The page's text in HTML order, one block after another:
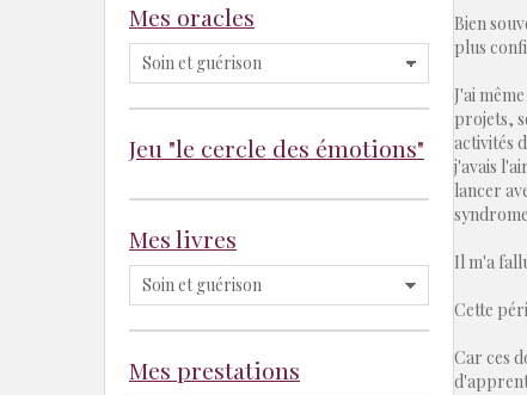
Bien
plus
J'ai
projets,
activités
j'avais
lancer
Il m'a
Cette
Car ces
Mes oracles
Jeu "le cercle des émotions"
Mes livres
Mes prestations